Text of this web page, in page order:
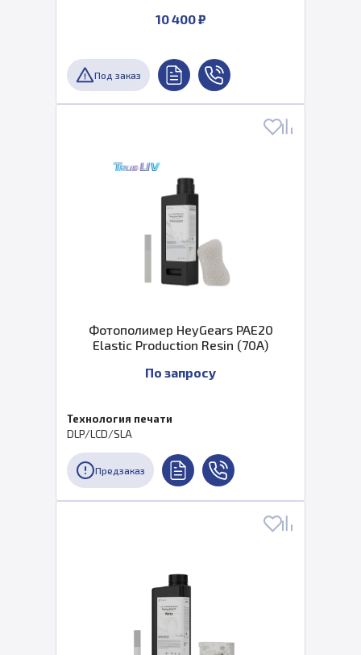
10 400 ₽
Под заказ
Фотополимер HeyGears PAE20
Elastic Production Resin (70A)
По запросу
Технология печати
DLP/LCD/SLA
Предзаказ